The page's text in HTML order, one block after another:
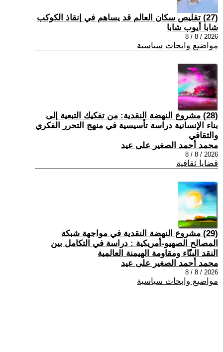
(27) تقليص سكان العالم قد يساهم في إنقاذ الكوكب
شابا أيوب شابا
2026 / 8 / 8
مواضيع وابحاث سياسية
(28) مشروع النهضة النقدية: من تفكيك التبعية إلى
بناء الإنسانية دراسة تأسيسية في منهج التحرر الفكري
والثقافي
محمد أحمد الصغير على عيد
2026 / 8 / 8
قضايا ثقافية
(29) مشروع النهضة النقدية في مواجهة شبكة
المصالح الصهيو-أمريكية : دراسة في التكامل بين
النقد البنّاء ومقاومة الهيمنة العالمية
محمد أحمد الصغير على عيد
2026 / 8 / 8
مواضيع وابحاث سياسية